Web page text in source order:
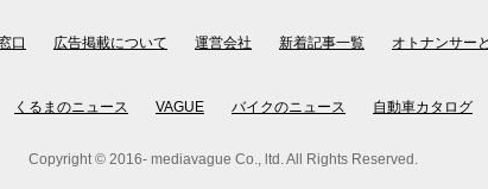
口 広告掲載について 運営会社 新着記事一覧 オトナンサー
くるまのニュース VAGUE バイクのニュース 自動車カタログ
Copyright © 2016- mediavague Co., ltd. All Rights Reserved.